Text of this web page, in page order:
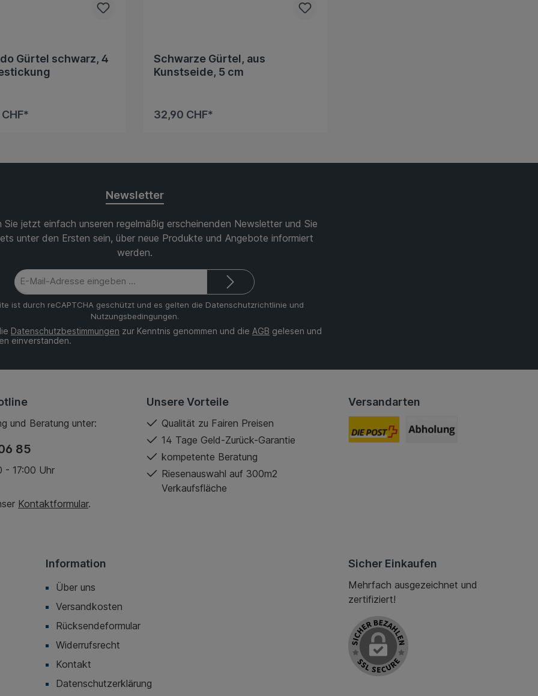
Gürtel schwarz, 4
Schwarze Gürtel, aus
Kunstseide, 5 cm
32,90 CHF*
Newsletter
Sie jetzt einfach unseren regelmäßig erscheinenden Newsletter und Sie
unter den Ersten sein, über neue Produkte und Angebote informiert
werden.
Mail-
Adresse*
ist durch reCAPTCHA geschützt und es gelten die Datenschutzrichtlinie und
Nutzungsbedingungen.
Datenschutzbestimmungen zur Kenntnis genommen und die AGB gelesen und
einverstanden.
und Beratung unter:
85
- 17:00 Uhr
Kontaktformular.
Unsere Vorteile
Qualität zu Fairen Preisen
14 Tage Geld-Zurück-Garantie
kompetente Beratung
Riesenauswahl auf 300m2
Verkaufsfläche
Versandarten
Information
Über uns
Versandkosten
Rücksendeformular
Widerrufsrecht
Kontakt
Datenschutzerklärung
Sicher Einkaufen
Mehrfach ausgezeichnet und
zertifiziert!